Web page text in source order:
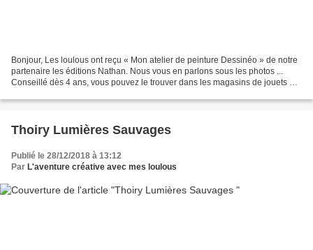
Bonjour, Les loulous ont reçu « Mon atelier de peinture Dessinéo » de notre
partenaire les éditions Nathan. Nous vous en parlons sous les photos ...
Conseillé dès 4 ans, vous pouvez le trouver dans les magasins de jouets et
Thoiry Lumières Sauvages
Publié le 28/12/2018 à 13:12
Par L'aventure créative avec mes loulous